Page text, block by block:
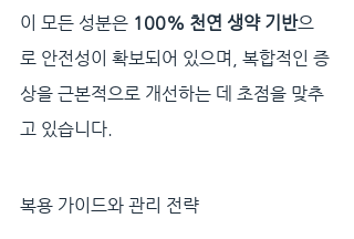
이 모든 성분은 100% 천연 생약 기반으
로 안전성이 확보되어 있으며, 복합적인 증
상을 근본적으로 개선하는 데 초점을 맞추
고 있습니다.
복용 가이드와 관리 전략